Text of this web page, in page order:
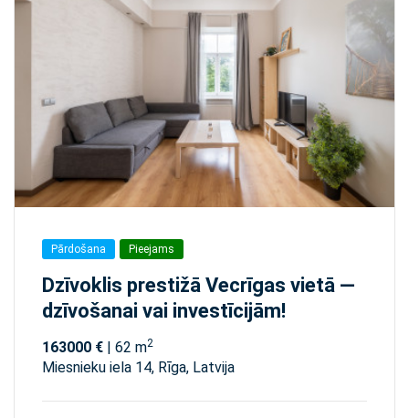
Pārdošana Pieejams
Dzīvoklis prestižā Vecrīgas vietā —
dzīvošanai vai investīcijām!
163000 € | 62 m2
Miesnieku iela 14, Rīga, Latvija